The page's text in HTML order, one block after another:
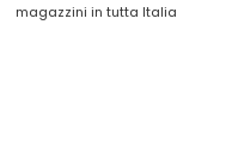
magazzini in tutta Italia